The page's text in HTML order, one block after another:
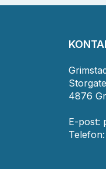
4876
E-post: